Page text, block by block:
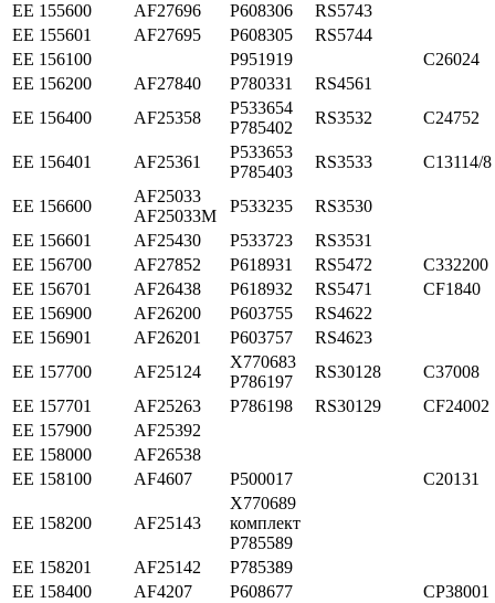
ЕЕ 155600
AF27696 P608306
RS5743
ЕЕ 155601
AF27695 P608305
RS5744
ЕЕ 156100
P951919
C26024
ЕЕ 156200
AF27840 P780331
RS4561
ЕЕ 156400
AF25358
P533654
P785402
RS3532 C24752
ЕЕ 156401 AF25361
P533653
P785403
RS3533 C13114/8
ЕЕ 156600
AF25033
AF25033M
P533235
RS3530
ЕЕ 156601
AF25430 P533723
RS3531
ЕЕ 156700
AF27852 P618931 RS5472
C332200
ЕЕ 156701
AF26438 P618932 RS5471
CF1840
ЕЕ 156900
AF26200 P603755
RS4622
ЕЕ 156901
AF26201 P603757
RS4623
ЕЕ 157700
AF25124
X770683
P786197
RS30128
C37008
ЕЕ 157701
AF25263 P786198 RS30129
CF24002
ЕЕ 157900
AF25392
ЕЕ 158000
AF26538
ЕЕ 158100
AF4607 P500017 C20131
ЕЕ 158200 AF25143
X770689
комплект
P785589
ЕЕ 158201
AF25142
P785389
ЕЕ 158400
AF4207 P608677
CP38001